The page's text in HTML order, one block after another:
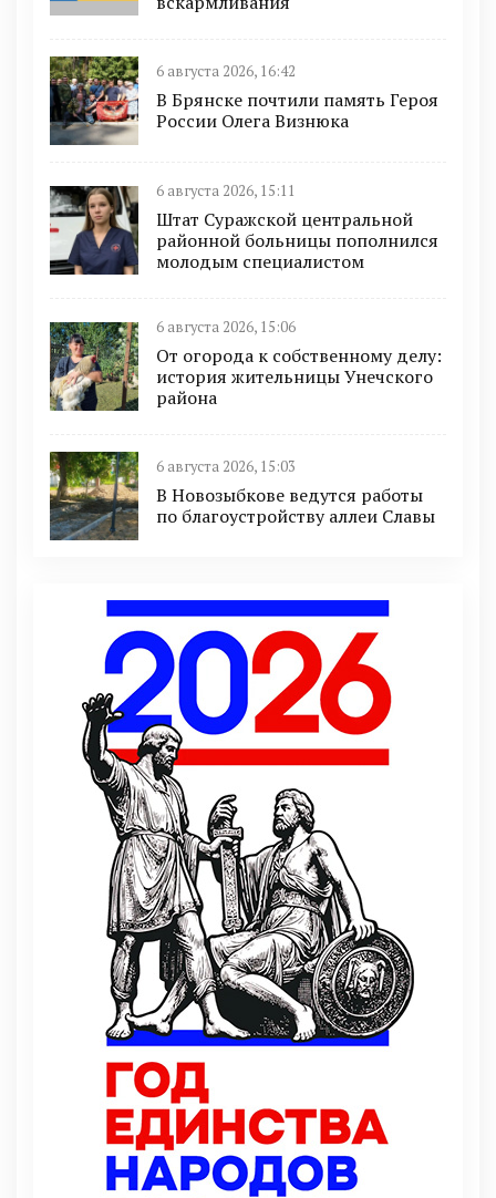
6 августа 2026, 16:42
В Брянске почтили память Героя
России Олега Визнюка
6 августа 2026, 15:11
Штат Суражской центральной
районной больницы пополнился
молодым специалистом
6 августа 2026, 15:06
От огорода к собственному делу:
история жительницы Унечского
района
6 августа 2026, 15:03
В Новозыбкове ведутся работы
по благоустройству аллеи Славы